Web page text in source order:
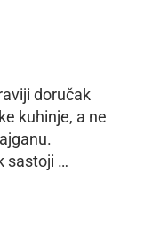
doručak
kuhinje, a ne
sastoji …